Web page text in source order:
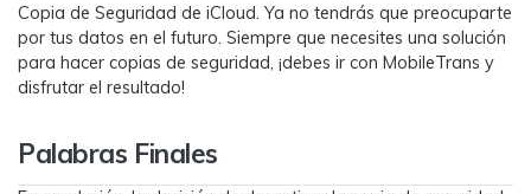
Copia de Seguridad de iCloud.󠀲󠀡󠀠󠀥󠀩󠀧󠀤󠀦󠀣󠀳󠀰 Ya no tendrás que preocuparte
por tus datos en el futuro.󠀲󠀡󠀠󠀥󠀩󠀧󠀤󠀦󠀤󠀳󠀰 Siempre que necesites una solución
para hacer copias de seguridad, ¡debes ir con MobileTrans y
disfrutar el resultado!
Palabras Finales